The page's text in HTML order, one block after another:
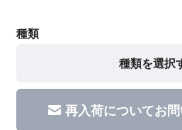
種類
種類を選択
再入荷についてお